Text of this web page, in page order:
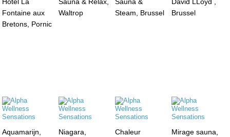
Fontaine aux
Bretons, Pornic
Waltrop
Steam, Brussel
Brussel
Aquamarijn,
Niagara,
Chaleur
Mirage sauna,